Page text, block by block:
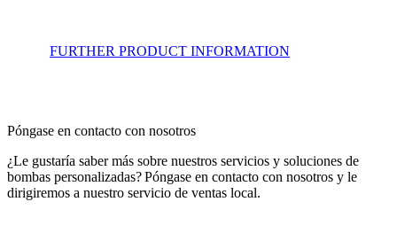
FURTHER PRODUCT INFORMATION
Póngase en contacto con nosotros
¿Le gustaría saber más sobre nuestros servicios y soluciones de
bombas personalizadas? Póngase en contacto con nosotros y le
dirigiremos a nuestro servicio de ventas local.